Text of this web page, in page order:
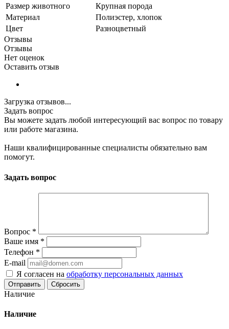
Размер животного
Крупная порода
Материал
Полиэстер, хлопок
Цвет
Разноцветный
Отзывы
Отзывы
Нет оценок
Оставить отзыв
Загрузка отзывов...
Задать вопрос
Вы можете задать любой интересующий вас вопрос по товару
или работе магазина.
Наши квалифицированные специалисты обязательно вам
помогут.
Задать вопрос
Вопрос *
Ваше имя *
Телефон *
E-mail
Я согласен на обработку персональных данных
Сбросить
Наличие
Наличие